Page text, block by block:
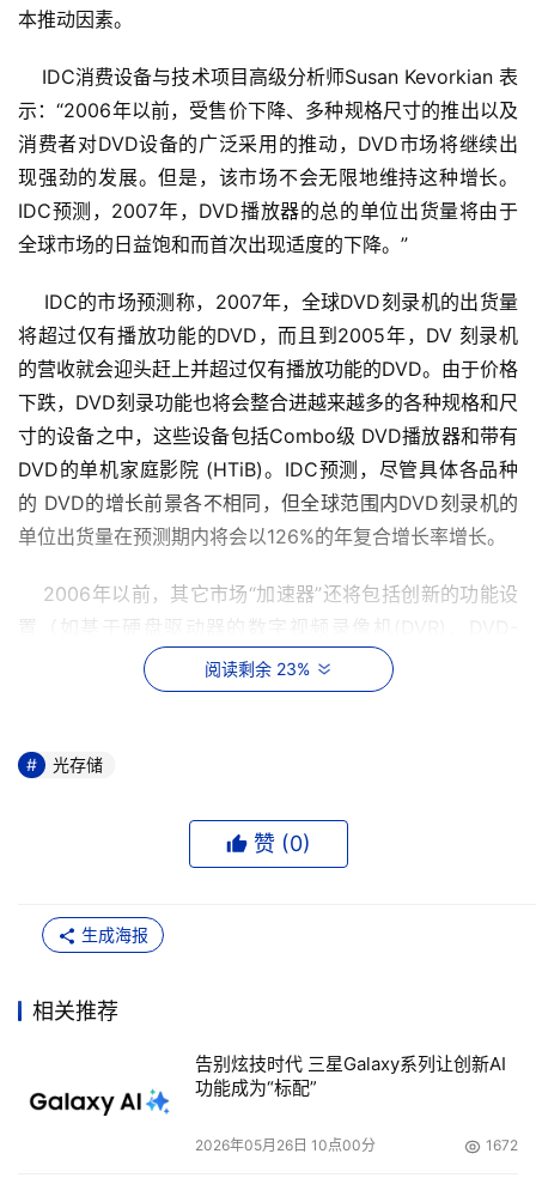
本推动因素。
IDC消费设备与技术项目高级分析师Susan Kevorkian 表
示：“2006年以前，受售价下降、多种规格尺寸的推出以及
消费者对DVD设备的广泛采用的推动，DVD市场将继续出
现强劲的发展。但是，该市场不会无限地维持这种增长。
IDC预测，2007年，DVD播放器的总的单位出货量将由于
全球市场的日益饱和而首次出现适度的下降。”
IDC的市场预测称，2007年，全球DVD刻录机的出货量
将超过仅有播放功能的DVD，而且到2005年，DV 刻录机
的营收就会迎头赶上并超过仅有播放功能的DVD。由于价格
下跌，DVD刻录功能也将会整合进越来越多的各种规格和尺
寸的设备之中，这些设备包括Combo级 DVD播放器和带有
DVD的单机家庭影院 (HTiB)。IDC预测，尽管具体各品种
的 DVD的增长前景各不相同，但全球范围内DVD刻录机的
单位出货量在预测期内将会以126%的年复合增长率增长。
2006年以前，其它市场“加速器”还将包括创新的功能设
置（如基于硬盘驱动器的数字视频录像机(DVR)、DVD-
Audio 和 SACD支持功能）与家庭网络技术的整合。虽然预
测期内美国和全球各地高清晰度DVD刻录设备市场预计也将
有待于克服。
Kevorkian 补充说：“各种DVD播放器的零售价格正迅速
下跌。在这种环境下要想取得成功并保持营收不受影响，消
并促使消费者合理地使用内容，从而使其产品具有自己的特
点。”
阅读剩余 23%
本文来源于DOIT传媒，文章内容仅供参考，不构成投资建议。
光存储
赞 (0)
生成海报
相关推荐
告别炫技时代 三星Galaxy系列让创新AI
功能成为“标配”
2026年05月26日 10点00分 1672